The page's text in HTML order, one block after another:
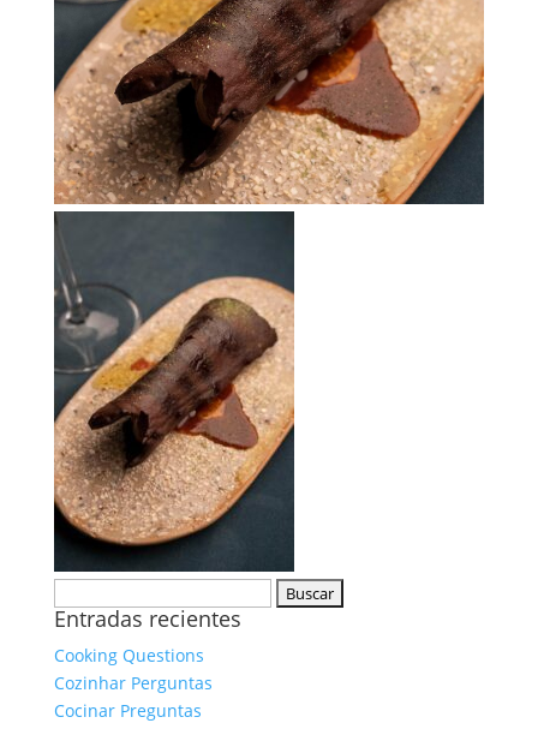
Entradas recientes
Cooking Questions
Cozinhar Perguntas
Cocinar Preguntas